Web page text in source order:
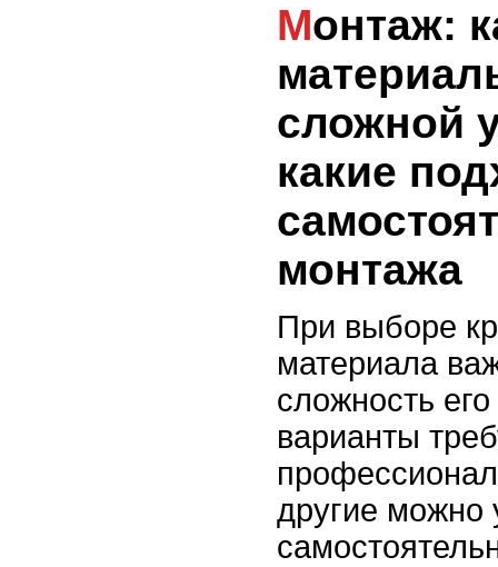
Монтаж: какие
сложной
какие
монтажа
При выборе
материала
сложность
варианты
другие можно